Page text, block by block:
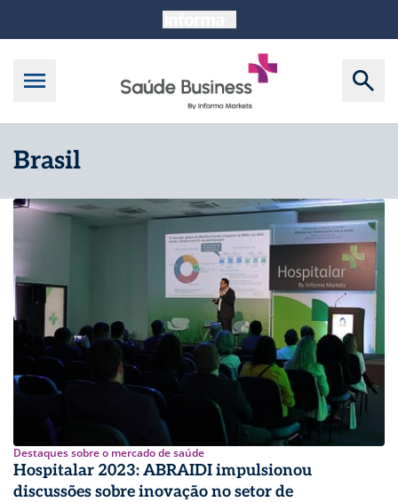
Brasil
Destaques sobre o mercado de saúde
Hospitalar 2023: ABRAIDI impulsionou
discussões sobre inovação no setor de